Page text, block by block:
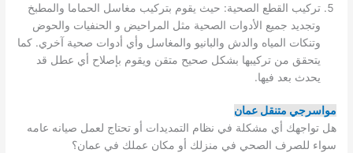
تركيب القطع الصحية: حيث يقوم بتركيب مغاسل الحماما والمطبخ
وتجديد جميع الأدوات الصحية مثل المراحيض و الحنفيات والحوض
وتنكات المياه والدش والبانيو والمغاسل وأي أدوات صحية آخري. كما
يتحقق من تركيبها بشكل صحيح متقن ويقوم بإصلاح أي عطل قد
يحدث بعد فيها.
مواسرجي متنقل عمان
هل تواجهك أي مشكلة في نظام التمديدات أو تحتاج لعمل صيانه عامه
سواء للصرف الصحي في منزلك أو مكان عملك في عمان؟